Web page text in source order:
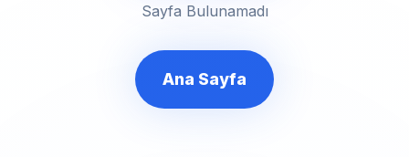
Sayfa Bulunamadı
Ana Sayfa